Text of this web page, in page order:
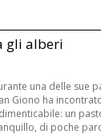
gli alberi
una delle sue
Giono ha
un
di poche